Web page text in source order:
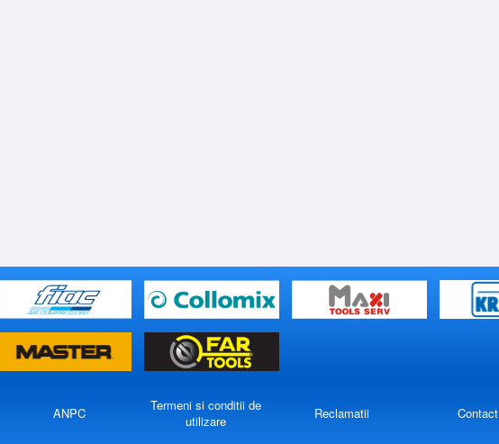
ANPC
Termeni si conditii de
utilizare
Reclamatii Contact